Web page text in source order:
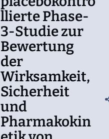
llierte Phase-
3-Studie zur
Bewertung
der
Wirksamkeit,
Sicherheit
und
Pharmakokin